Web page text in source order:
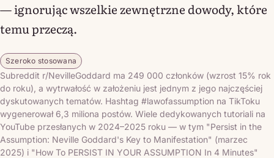
— ignorując wszelkie zewnętrzne dowody, które
temu przeczą.
Szeroko stosowana
Subreddit r/NevilleGoddard ma 249 000 członków (wzrost 15% rok
do roku), a wytrwałość w założeniu jest jednym z jego najczęściej
dyskutowanych tematów. Hashtag #lawofassumption na TikToku
wygenerował 6,3 miliona postów. Wiele dedykowanych tutoriali na
YouTube przesłanych w 2024–2025 roku — w tym "Persist in the
Assumption: Neville Goddard's Key to Manifestation" (marzec
2025) i "How To PERSIST IN YOUR ASSUMPTION In 4 Minutes"